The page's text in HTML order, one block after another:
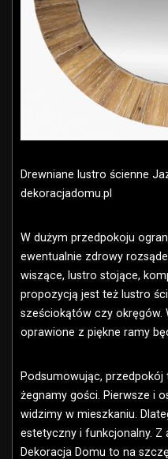
Drewniane lustro ścienne
dekoracjadomu.pl
W dużym przedpokoju
ewentualnie zdrowy
wiszące, lustro stojące,
propozycją jest też lustro
sześciokątów czy okręgów.
oprawione z piękne ramy
Podsumowując,
żegnamy gości. Pierwsze i
widzimy w mieszkaniu.
estetyczny i funkcjonalny. Z
Dekoracja Domu to na